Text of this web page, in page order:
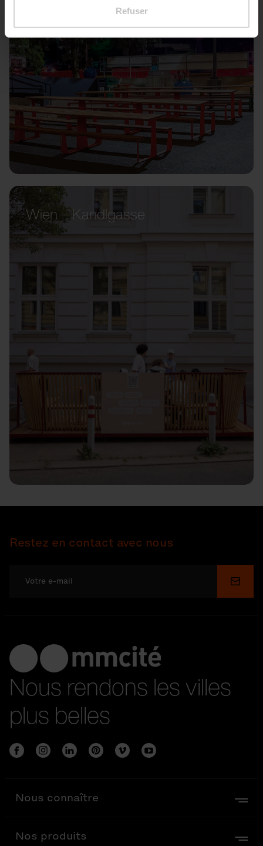
Refuser
Wien – Kandlgasse
Restez en contact avec nous
Nous rendons les villes
plus belles
Nous connaître
Nos produits